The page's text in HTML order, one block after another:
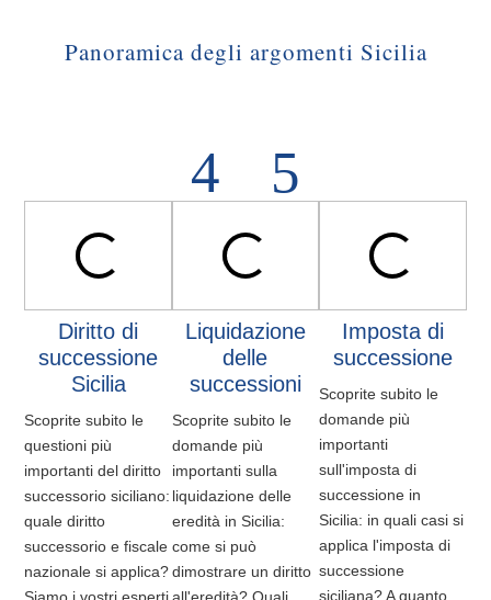
Panoramica degli argomenti Sicilia
Diritto di
successione
Sicilia
Scoprite subito le
questioni più
importanti del diritto
successorio siciliano:
quale diritto
successorio e fiscale
nazionale si applica?
Siamo i vostri esperti
Liquidazione
delle
successioni
Scoprite subito le
domande più
importanti sulla
liquidazione delle
eredità in Sicilia:
come si può
dimostrare un diritto
all'eredità? Quali
Imposta di
successione
Scoprite subito le
domande più
importanti
sull'imposta di
successione in
Sicilia: in quali casi si
applica l'imposta di
successione
siciliana? A quanto